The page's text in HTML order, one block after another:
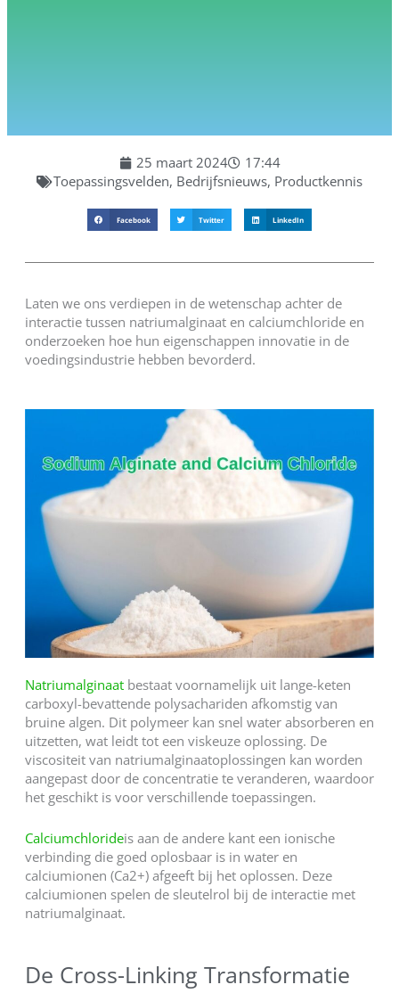
25 maart 2024
17:44
Toepassingsvelden, Bedrijfsnieuws, Productkennis
Facebook Twitter LinkedIn
Laten we ons verdiepen in de wetenschap achter de
interactie tussen natriumalginaat en calciumchloride en
onderzoeken hoe hun eigenschappen innovatie in de
voedingsindustrie hebben bevorderd.
Natriumalginaatbestaat voornamelijk uit lange-keten
carboxyl-bevattende polysachariden afkomstig van
bruine algen. Dit polymeer kan snel water absorberen en
uitzetten, wat leidt tot een viskeuze oplossing. De
viscositeit van natriumalginaatoplossingen kan worden
aangepast door de concentratie te veranderen, waardoor
het geschikt is voor verschillende toepassingen.
Calciumchlorideis aan de andere kant een ionische
verbinding die goed oplosbaar is in water en
calciumionen (Ca2+) afgeeft bij het oplossen. Deze
calciumionen spelen de sleutelrol bij de interactie met
natriumalginaat.
De Cross-Linking Transformatie